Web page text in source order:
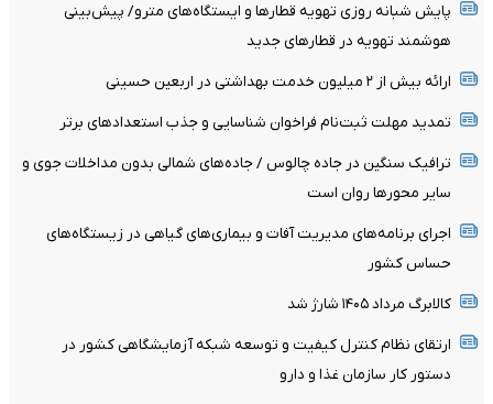
پایش شبانه روزی تهویه قطارها و ایستگاه‌های مترو/ پیش‌بینی
هوشمند تهویه در قطارهای جدید
ارائه بیش از ۲ میلیون خدمت بهداشتی در اربعین حسینی
تمدید مهلت ثبت‌نام فراخوان شناسایی و جذب استعدادهای برتر
ترافیک سنگین در جاده چالوس / جاده‌های شمالی بدون مداخلات جوی و
سایر محورها روان است
اجرای برنامه‌های مدیریت آفات و بیماری‌های گیاهی در زیستگاه‌های
حساس کشور
کالابرگ مرداد ۱۴۰۵ شارژ شد
ارتقای نظام کنترل کیفیت و توسعه شبکه آزمایشگاهی کشور در
دستور کار سازمان غذا و دارو